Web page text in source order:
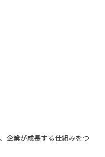
企業が成長する仕組みをつ